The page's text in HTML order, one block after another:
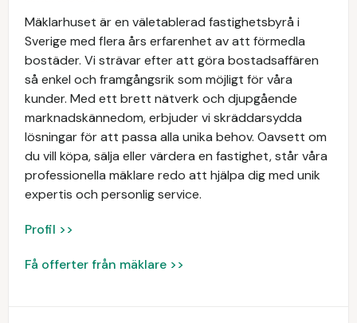
Mäklarhuset är en väletablerad fastighetsbyrå i
Sverige med flera års erfarenhet av att förmedla
bostäder. Vi strävar efter att göra bostadsaffären
så enkel och framgångsrik som möjligt för våra
kunder. Med ett brett nätverk och djupgående
marknadskännedom, erbjuder vi skräddarsydda
lösningar för att passa alla unika behov. Oavsett om
du vill köpa, sälja eller värdera en fastighet, står våra
professionella mäklare redo att hjälpa dig med unik
expertis och personlig service.
Profil >>
Få offerter från mäklare >>